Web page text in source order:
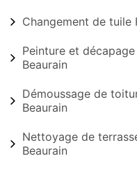
Changement de tuile
Peinture et
Beaurain
Démoussage de
Beaurain
Nettoyage de
Beaurain